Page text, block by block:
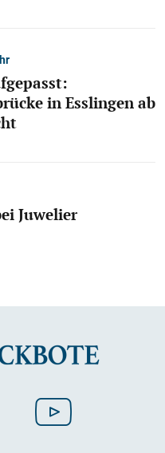
in Esslingen ab
Juwelier